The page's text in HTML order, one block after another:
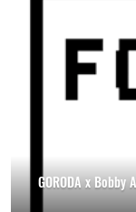
GORODA x